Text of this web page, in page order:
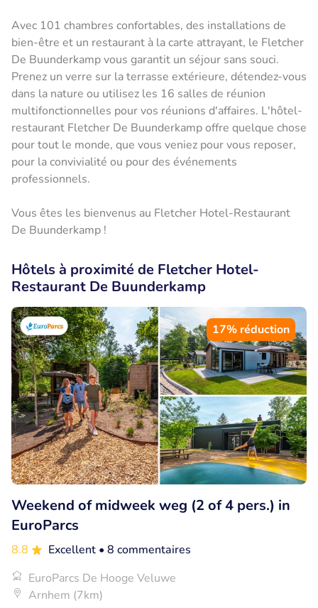
Avec 101 chambres confortables, des installations de
bien-être et un restaurant à la carte attrayant, le Fletcher
De Buunderkamp vous garantit un séjour sans souci.
Prenez un verre sur la terrasse extérieure, détendez-vous
dans la nature ou utilisez les 16 salles de réunion
multifonctionnelles pour vos réunions d'affaires. L'hôtel-
restaurant Fletcher De Buunderkamp offre quelque chose
pour tout le monde, que vous veniez pour vous reposer,
pour la convivialité ou pour des événements
professionnels.
Vous êtes les bienvenus au Fletcher Hotel-Restaurant
De Buunderkamp !
Hôtels à proximité de Fletcher Hotel-
Restaurant De Buunderkamp
17% réduction
Weekend of midweek weg (2 of 4 pers.) in
EuroParcs
8.8 Excellent • 8 commentaires
EuroParcs De Hooge Veluwe
Arnhem (7km)